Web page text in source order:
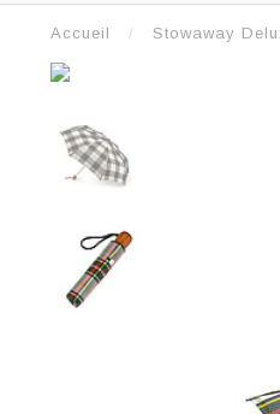
Accueil / Stowaway